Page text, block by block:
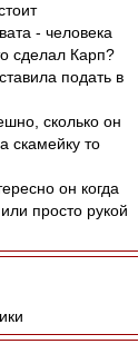
- человека
сделал Карп?
подать в
сколько он
скамейку то
он когда
просто рукой